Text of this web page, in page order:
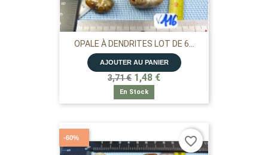
OPALE À DENDRITES LOT DE 6...
AJOUTER AU PANIER
3,71 € 1,48 €
En Stock
-60% favorite_border